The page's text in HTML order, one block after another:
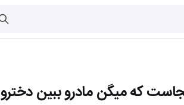
که میگن مادرو ببین دخترو